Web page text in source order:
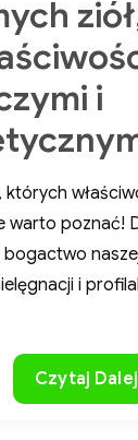
i
których
warto poznać!
i
Kluczowe
zioła
Czytaj Dalej